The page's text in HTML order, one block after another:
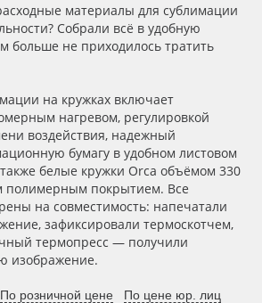
и POS-материалы
Сбросить фильтр
материалы для сублимации
Собрали всё в удобную
больше не приходилось тратить
на кружках включает
нагревом, регулировкой
воздействия, надежный
бумагу в удобном листовом
белые кружки Orca объёмом 330
полимерным покрытием. Все
на совместимость: напечатали
зафиксировали термоскотчем,
термопресс — получили
изображение.
По розничной цене По цене юр. лиц